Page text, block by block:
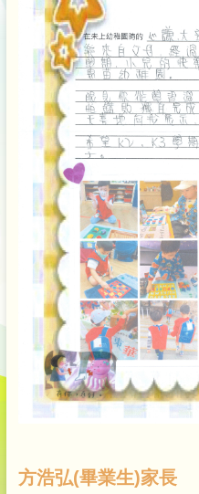
方浩弘(畢業生)家長